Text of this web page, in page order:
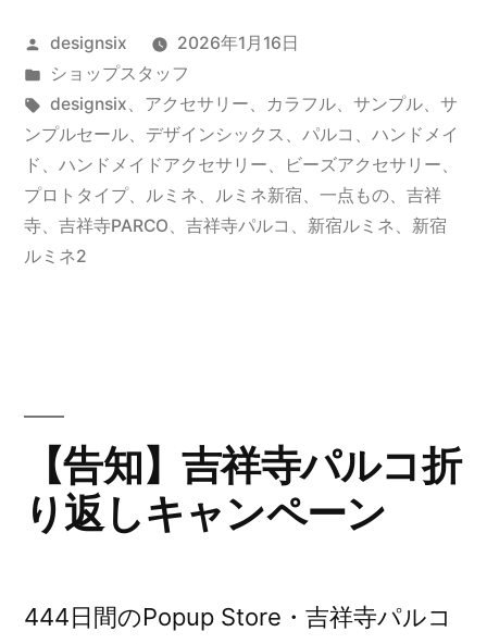
宿
店・
吉
祥
寺
店
投
稿
者:
designsix
2026年1月16日
カ
テ
ゴ
リ
ー:
ショップスタッフ
タ
グ:
designsix、 アクセサリー、 カラフル、 サンプル、 サ
ンプルセール、 デザインシックス 、 パルコ 、 ハンドメイ
ド 、 ハンドメイドアクセサリー、 ビーズアクセサリー、
プロトタイプ、 ルミネ、 ルミネ新宿、 一点もの、 吉祥
寺、 吉祥寺PARCO、 吉祥寺パルコ 、 新宿ルミネ、 新宿
ルミネ2
【告知】吉祥寺パルコ折
り返しキャンペーン
444日間のPopup Store・吉祥寺パルコ